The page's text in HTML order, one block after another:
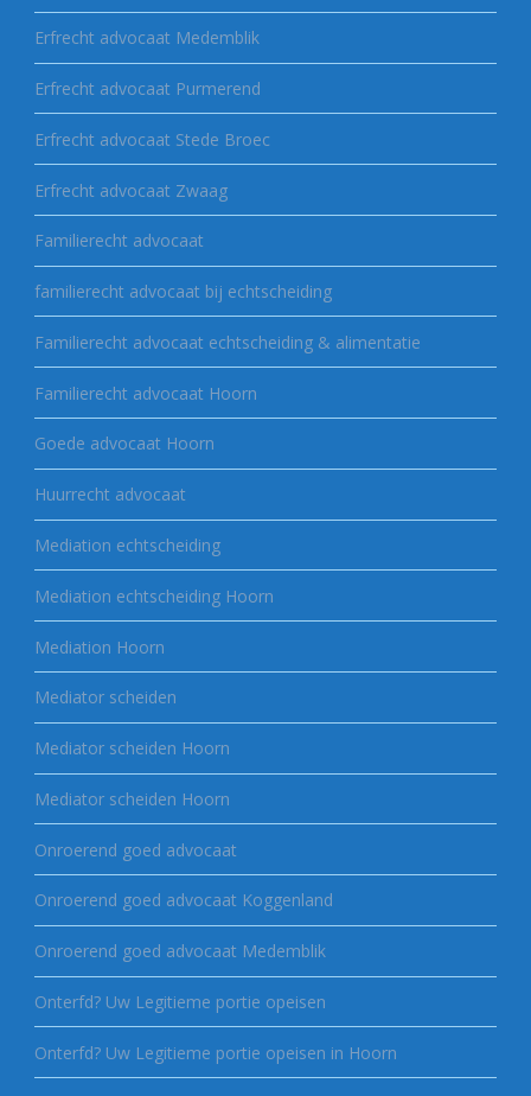
Erfrecht advocaat Medemblik
Erfrecht advocaat Purmerend
Erfrecht advocaat Stede Broec
Erfrecht advocaat Zwaag
Familierecht advocaat
familierecht advocaat bij echtscheiding
Familierecht advocaat echtscheiding & alimentatie
Familierecht advocaat Hoorn
Goede advocaat Hoorn
Huurrecht advocaat
Mediation echtscheiding
Mediation echtscheiding Hoorn
Mediation Hoorn
Mediator scheiden
Mediator scheiden Hoorn
Mediator scheiden Hoorn
Onroerend goed advocaat
Onroerend goed advocaat Koggenland
Onroerend goed advocaat Medemblik
Onterfd? Uw Legitieme portie opeisen
Onterfd? Uw Legitieme portie opeisen in Hoorn